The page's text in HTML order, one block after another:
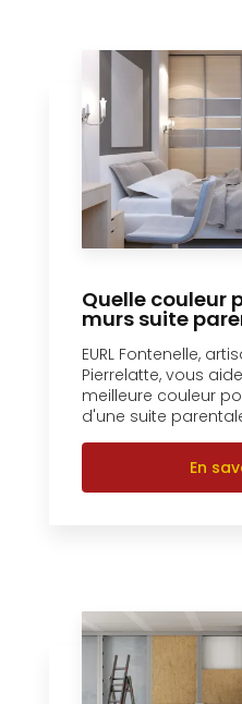
Quelle couleur
murs suite
EURL Fontenelle,
Pierrelatte, vous
meilleure couleur
d'une suite
En